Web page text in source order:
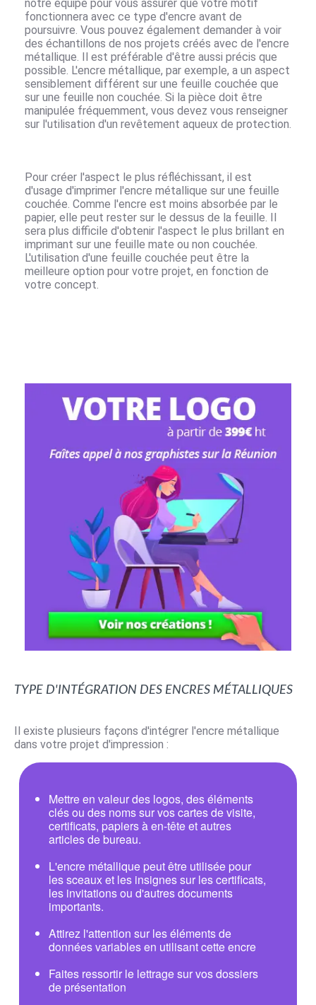
notre équipe pour vous assurer que votre motif
fonctionnera avec ce type d'encre avant de
poursuivre. Vous pouvez également demander à voir
des échantillons de nos projets créés avec de l'encre
métallique. Il est préférable d'être aussi précis que
possible. L'encre métallique, par exemple, a un aspect
sensiblement différent sur une feuille couchée que
sur une feuille non couchée. Si la pièce doit être
manipulée fréquemment, vous devez vous renseigner
sur l'utilisation d'un revêtement aqueux de protection.
Pour créer l'aspect le plus réfléchissant, il est
d'usage d'imprimer l'encre métallique sur une feuille
couchée. Comme l'encre est moins absorbée par le
papier, elle peut rester sur le dessus de la feuille. Il
sera plus difficile d'obtenir l'aspect le plus brillant en
imprimant sur une feuille mate ou non couchée.
L'utilisation d'une feuille couchée peut être la
meilleure option pour votre projet, en fonction de
votre concept.
Type d'intégration des encres métalliques
Il existe plusieurs façons d'intégrer l'encre métallique
dans votre projet d'impression :
Mettre en valeur des logos, des éléments
clés ou des noms sur voscartes de visite,
certificats, papiers à en-tête et autres
articles de bureau.
L'encre métallique peut être utilisée pour
les sceaux et les insignes sur les certificats,
les invitations ou d'autres documents
importants.
Attirez l'attention sur les éléments de
données variables en utilisant cette encre
Faites ressortir le lettrage sur vos dossiers
de présentation